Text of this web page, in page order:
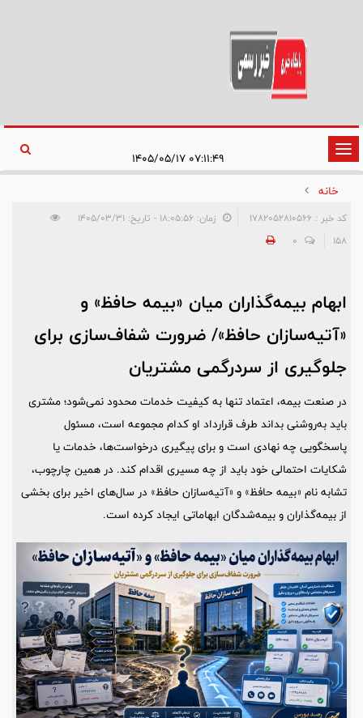
تغییر
وضعیت
ناوبری
خانه
کد خبر : 1782052810566
زمان: ۱۸:۰۵:۵۶ - تاریخ: ۱۴۰۵/۰۳/۳۱
158
0
ابهام بیمه‌گذاران میان «بیمه حافظ» و
«آتیه‌سازان حافظ»/ ضرورت شفاف‌سازی برای
جلوگیری از سردرگمی مشتریان
در صنعت بیمه، اعتماد تنها به کیفیت خدمات محدود نمی‌شود؛ مشتری
باید به‌روشنی بداند طرف قرارداد او کدام مجموعه است، مسئول
پاسخگویی چه نهادی است و برای پیگیری درخواست‌ها، خدمات یا
شکایات احتمالی خود باید از چه مسیری اقدام کند. در همین چارچوب،
تشابه نام «بیمه حافظ» و «آتیه‌سازان حافظ» در سال‌های اخیر برای بخشی
از بیمه‌گذاران و بیمه‌شدگان ابهاماتی ایجاد کرده است.